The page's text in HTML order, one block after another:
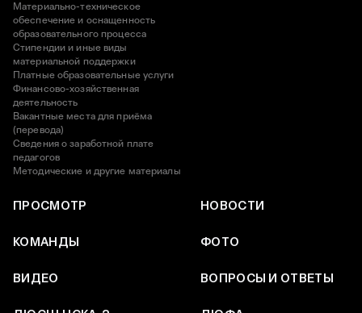
Материально-техническое
обеспечение и оснащенность
образовательного процесса
Стипендии и иные виды
материальной поддержки
Платные образовательные услуги
Финансово-хозяйственная
деятельность
Вакантные места для приёма
(перевода)
Сведения о заработной плате
педагогов
Методические и другие материалы
ПРОСМОТР НОВОСТИ
КОМАНДЫ ФОТО
ВИДЕО ВОПРОСЫ И ОТВЕТЫ